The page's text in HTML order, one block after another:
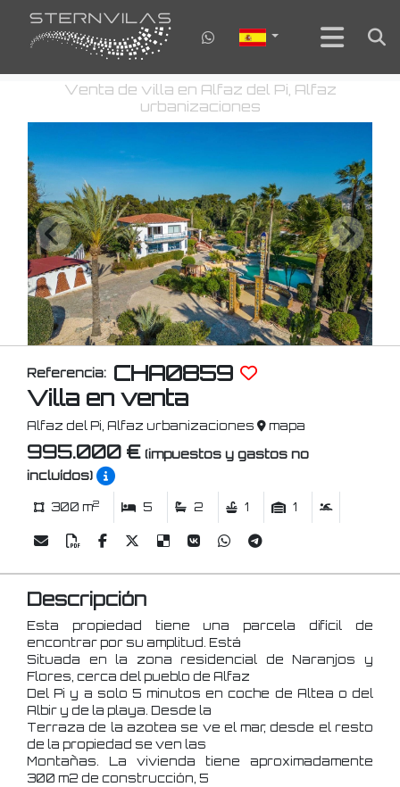
Venta de villa en Alfaz del Pi, Alfaz
urbanizaciones
Referencia: CHA0859
Villa en venta
Alfaz del Pi, Alfaz urbanizaciones mapa
995.000 € (impuestos y gastos no
incluídos)
300 m2 5 2 1 1
Descripción
Esta propiedad tiene una parcela difícil de
encontrar por su amplitud. Está
Situada en la zona residencial de Naranjos y
Flores, cerca del pueblo de Alfaz
Del Pi y a solo 5 minutos en coche de Altea o del
Albir y de la playa. Desde la
Terraza de la azotea se ve el mar, desde el resto
de la propiedad se ven las
Montañas. La vivienda tiene aproximadamente
300 m2 de construcción, 5